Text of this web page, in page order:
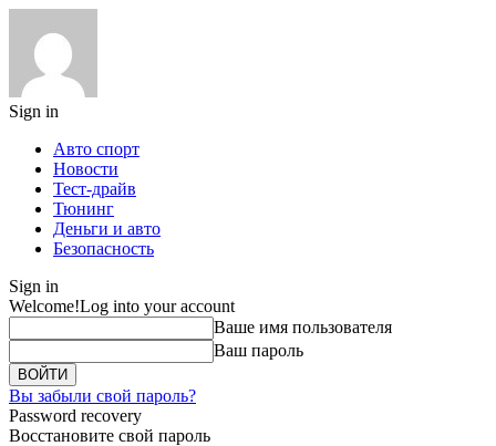
Sign in
Авто спорт
Новости
Тест-драйв
Тюнинг
Деньги и авто
Безопасность
Sign in
Welcome!Log into your account
Ваше имя пользователя
Ваш пароль
Вы забыли свой пароль?
Password recovery
Восстановите свой пароль